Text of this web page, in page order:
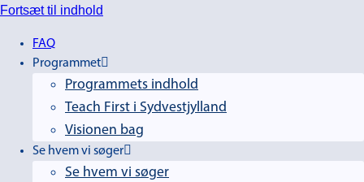
Fortsæt til indhold
FAQ
Programmet
Programmets indhold
Teach First i Sydvestjylland
Visionen bag
Se hvem vi søger
Se hvem vi søger